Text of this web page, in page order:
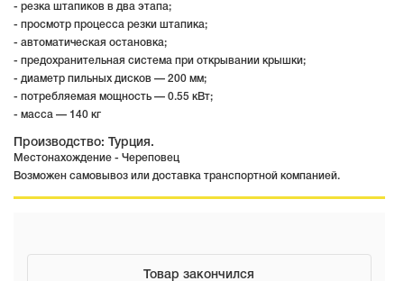
- резка штапиков в два этапа;
- просмотр процесса резки штапика;
- автоматическая остановка;
- предохранительная система при открывании крышки;
- диаметр пильных дисков — 200 мм;
- потребляемая мощность — 0.55 кВт;
- масса — 140 кг
Производство: Турция.
Местонахождение - Череповец
Возможен самовывоз или доставка транспортной компанией.
Товар закончился